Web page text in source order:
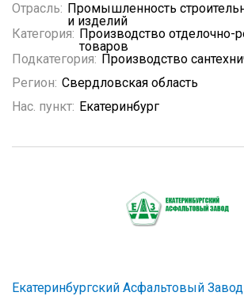
Отрасль: Промышленность
и изделий
Категория: Производство отделочно-
товаров
Подкатегория: Производство
Регион: Свердловская область
Нас. пункт: Екатеринбург
Екатеринбургский Асфальтовый Завод